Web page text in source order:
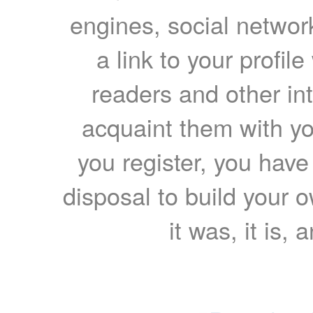
engines, social
a link to your
readers and other
acquaint them with
you register, you
disposal to build your
it was, it is,